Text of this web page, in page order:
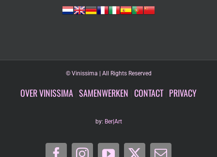
© Vinissima | All Rights Reserved
OVER VINISSIMA SAMENWERKEN CONTACT| PRIVACY
by: Ber|Art